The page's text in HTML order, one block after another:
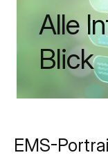
Alle
Blick
EMS-